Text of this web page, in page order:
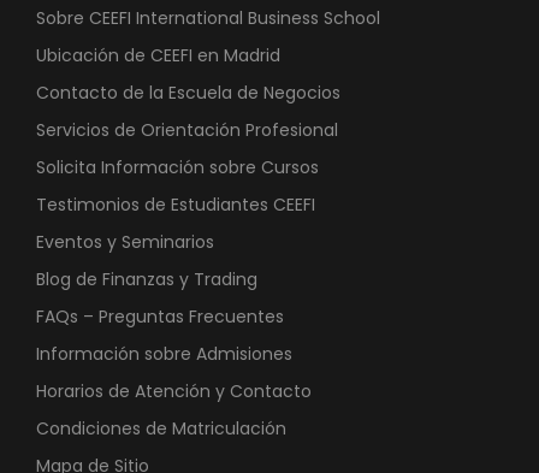
Sobre CEEFI International Business School
Ubicación de CEEFI en Madrid
Contacto de la Escuela de Negocios
Servicios de Orientación Profesional
Solicita Información sobre Cursos
Testimonios de Estudiantes CEEFI
Eventos y Seminarios
Blog de Finanzas y Trading
FAQs – Preguntas Frecuentes
Información sobre Admisiones
Horarios de Atención y Contacto
Condiciones de Matriculación
Mapa de Sitio